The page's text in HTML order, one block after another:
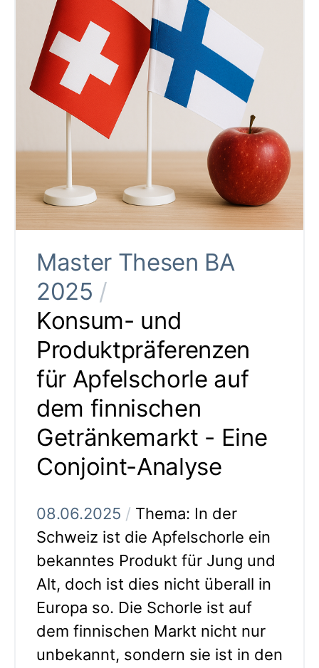
Master Thesen BA
2025 /
Konsum- und
Produktpräferenzen
für Apfelschorle auf
dem finnischen
Getränkemarkt - Eine
Conjoint-Analyse
08.06.2025 / Thema: In der
Schweiz ist die Apfelschorle ein
bekanntes Produkt für Jung und
Alt, doch ist dies nicht überall in
Europa so. Die Schorle ist auf
dem finnischen Markt nicht nur
unbekannt, sondern sie ist in den